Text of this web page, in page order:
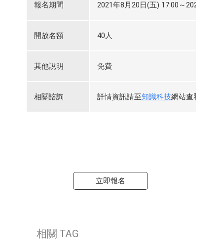
報名期間 2021年8月20日(五) 17:00～2021年10
開放名額 40人
其他說明 免費
相關諮詢 詳情資訊請至知識科技網站查看，或
立即報名
相關 TAG